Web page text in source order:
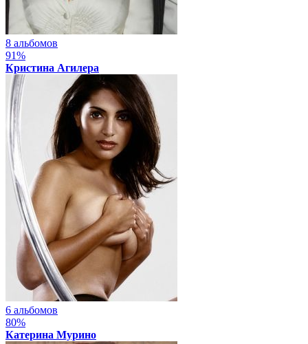
8 альбомов
91%
Кристина Агилера
6 альбомов
80%
Катерина Мурино